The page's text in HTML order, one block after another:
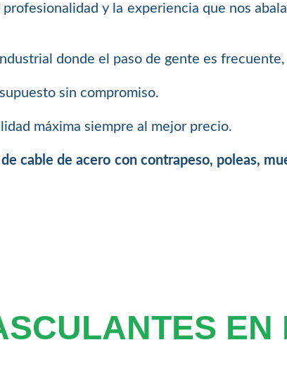
y la experiencia que nos
donde el paso de gente es
sin compromiso.
máxima siempre al mejor precio.
cable de acero con contrapeso, poleas,
EN